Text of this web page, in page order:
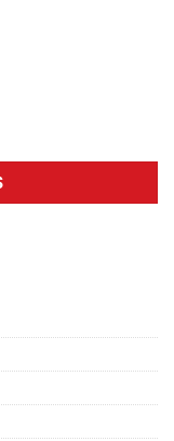
white dl/LGL-clear S1